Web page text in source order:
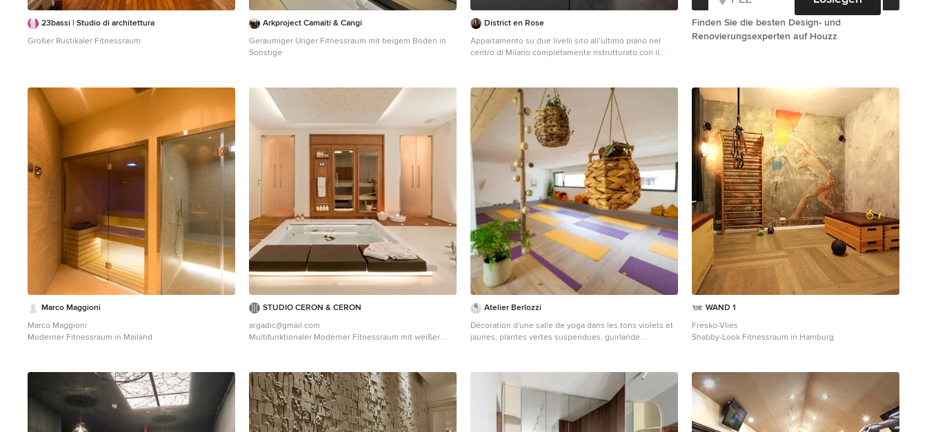
23bassi | Studio di architettura
Großer Rustikaler Fitnessraum
Arkproject Camaiti & Cangi
Geräumiger Uriger Fitnessraum mit beigem Boden in
Sonstige
District en Rose
Appartamento su due livelli sito all’ultimo piano nel
centro di Milano completamente ristrutturato con il
Finden Sie die besten Design- und
Renovierungsexperten auf Houzz
Marco Maggioni
Marco Maggioni
Moderner Fitnessraum in Mailand
STUDIO CERON & CERON
argadic@gmail.com
Multifunktionaler Moderner Fitnessraum mit weißer
Atelier Berlozzi
Décoration d'une salle de yoga dans les tons violets et
jaunes, plantes vertes suspendues, guirlande
Holzboden und braunem Boden in Grenoble
WAND 1
Fresko-Vlies
Shabby-Look Fitnessraum in Hamburg